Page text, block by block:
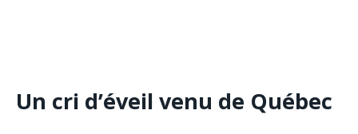
Un cri d’éveil venu de Québec